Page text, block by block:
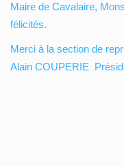
Maire de Cavalaire,
félicités.
Merci à la section de
Alain COUPERIE